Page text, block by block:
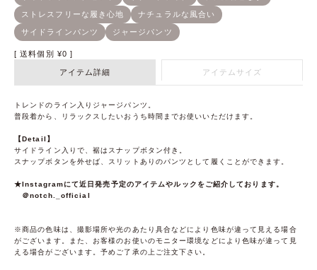
送料個別 ¥0
アイテム詳細 アイテムサイズ
トレンドのライン入りジャージパンツ。
普段着から、リラックスしたいおうち時間までお使いいただけます。
【Detail】
サイドライン入りで、裾はスナップボタン付き。
スナップボタンを外せば、スリットありのパンツとして履くことができます。
★Instagramにて近日発売予定のアイテムやルックをご紹介しております。
＠notch._official
※商品の色味は、撮影場所や光のあたり具合などにより色味が違って見える場合
がございます。また、お客様のお使いのモニター環境などにより色味が違って見
える場合がございます。予めご了承の上ご注文下さい。